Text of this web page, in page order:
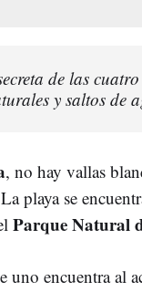
de las
y saltos de
, no hay vallas
playa se
Parque Natural
uno encuentra al